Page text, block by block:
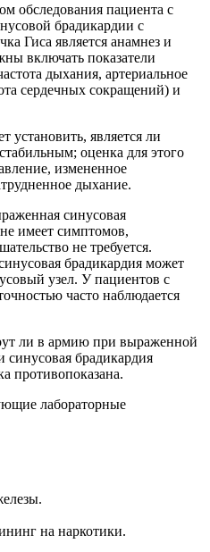
обследования пациента с
брадикардии с
Гиса является анамнез и
включать показатели
дыхания, артериальное
сердечных сокращений) и
установить, является ли
оценка для этого
измененное
дыхание.
синусовая
имеет симптомов,
не требуется.
брадикардия может
узел. У пациентов с
часто наблюдается
ли в армию при выраженной
синусовая брадикардия
противопоказана.
лабораторные
на наркотики.